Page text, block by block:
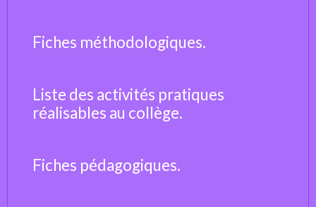
Fiches méthodologiques.
Liste des activités pratiques
réalisables au collège.
Fiches pédagogiques.